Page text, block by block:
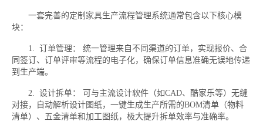
一套完善的定制家具生产流程管理系统通常包含以下核心模
块：
1. 订单管理： 统一管理来自不同渠道的订单，实现报价、合
同签订、订单评审等流程的电子化，确保订单信息准确无误地传递
到生产端。
2. 设计拆单： 可与主流设计软件（如CAD、酷家乐等）无缝
对接，自动解析设计图纸，一键生成生产所需的BOM清单（物料
清单）、五金清单和加工图纸，极大提升拆单效率与准确率。